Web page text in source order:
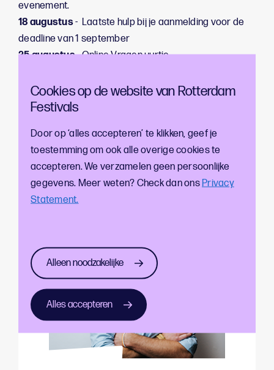
Cookies op de website van Rotterdam
Festivals
Door op ‘alles accepteren’ te klikken, geef je
toestemming om ook alle overige cookies te
accepteren. We verzamelen geen persoonlijke
gegevens. Meer weten? Check dan onsPrivacy
Statement.
Alleen noodzakelijke
Alles accepteren
evenement.
18 augustus- Laatste hulp bij je aanmelding voor de
deadline van 1 september
25 augustus- Online Vragen uurtje
Meer weten? Neem contact met
Joost Trines
Coördinator Stedelijke Evenementen